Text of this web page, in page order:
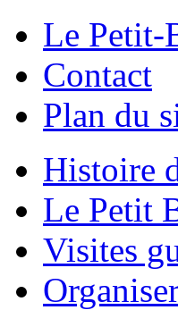
Le Petit-
Contact
Plan du
Histoire
Le Petit
Visites